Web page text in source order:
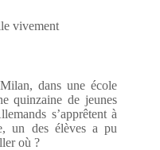
vivement
dans une école
quinzaine de jeunes
s’apprêtent à
un des élèves a pu
où ?